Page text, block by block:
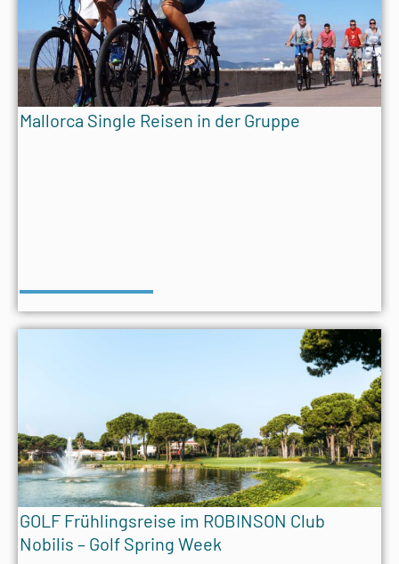
Mallorca Single Reisen in der Gruppe
GOLF Frühlingsreise im ROBINSON Club
Nobilis – Golf Spring Week